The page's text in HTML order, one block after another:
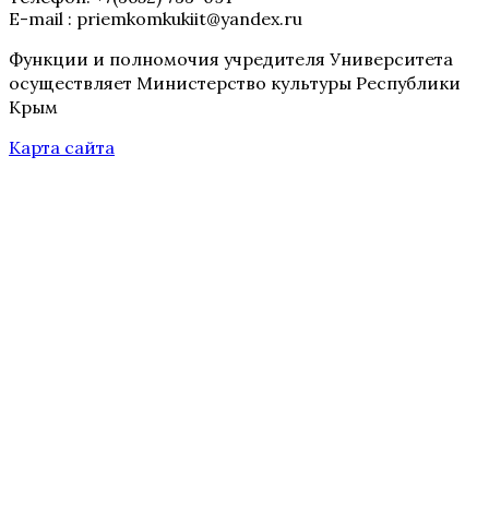
E-mail : priemkomkukiit@yandex.ru
Функции и полномочия учредителя Университета
осуществляет Министерство культуры Республики
Крым
Карта сайта